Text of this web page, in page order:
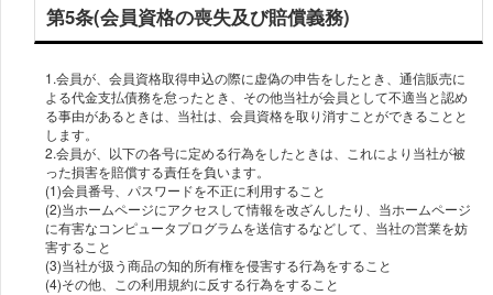
第5条(会員資格の喪失及び賠償義務)
1.会員が、会員資格取得申込の際に虚偽の申告をしたとき、通信販売に
よる代金支払債務を怠ったとき、その他当社が会員として不適当と認め
る事由があるときは、当社は、会員資格を取り消すことができることと
します。
2.会員が、以下の各号に定める行為をしたときは、これにより当社が被
った損害を賠償する責任を負います。
(1)会員番号、パスワードを不正に利用すること
(2)当ホームページにアクセスして情報を改ざんしたり、当ホームページ
に有害なコンピュータプログラムを送信するなどして、当社の営業を妨
害すること
(3)当社が扱う商品の知的所有権を侵害する行為をすること
(4)その他、この利用規約に反する行為をすること